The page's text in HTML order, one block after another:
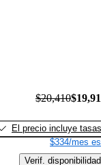
$20,410
El precio incluye tasas
$334/mes
Verif. disponibilidad